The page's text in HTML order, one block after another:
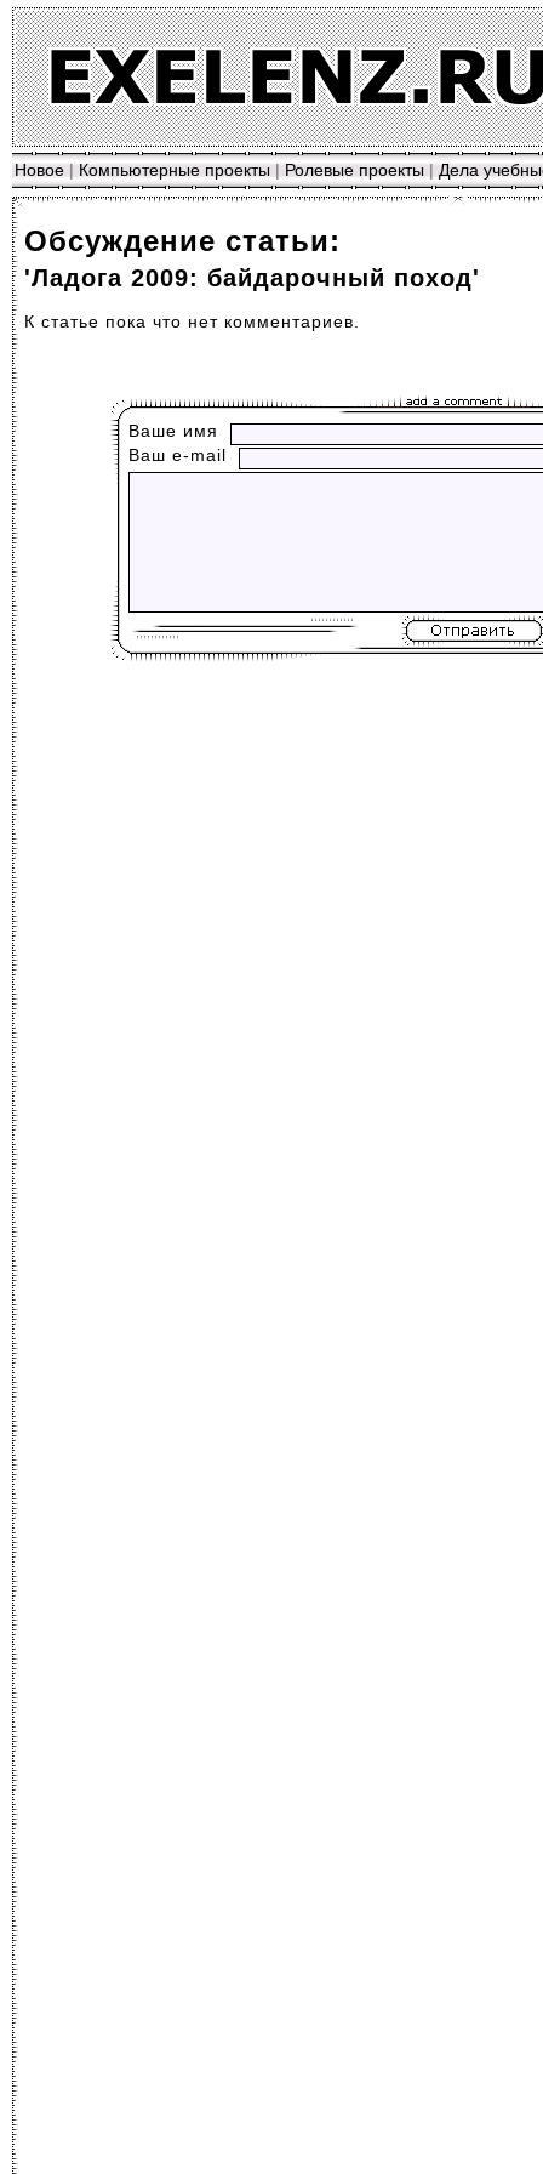
Новое | Компьютерные проекты | Ролевые проекты | Дела
Обсуждение статьи:
'Ладога 2009: байдарочный поход'
К статье пока что нет комментариев.
Ваше имя
Ваш е-mail